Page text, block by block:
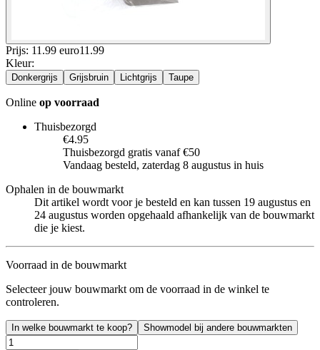
Prijs: 11.99 euro11 .99
Kleur:
Donkergrijs Grijsbruin Lichtgrijs Taupe
Online op voorraad
Thuisbezorgd
€4.95
Thuisbezorgd gratis vanaf €50
Vandaag besteld, zaterdag 8 augustus in huis
Ophalen in de bouwmarkt
Dit artikel wordt voor je besteld en kan tussen 19 augustus en
24 augustus worden opgehaald afhankelijk van de bouwmarkt
die je kiest.
Voorraad in de bouwmarkt
Selecteer jouw bouwmarkt om de voorraad in de winkel te
controleren.
In welke bouwmarkt te koop? Showmodel bij andere bouwmarkten